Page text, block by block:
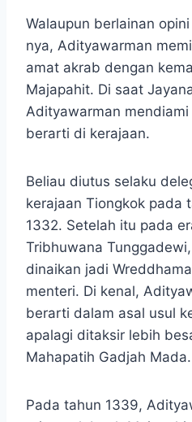
Walaupun berlainan
nya, Adityawarman
amat akrab dengan
Majapahit. Di saat
Adityawarman
berarti di kerajaan.
Beliau diutus selaku
kerajaan Tiongkok pada
1332. Setelah itu pada
Tribhuwana
dinaikan jadi
menteri. Di kenal,
berarti dalam asal usul
apalagi ditaksir lebih
Mahapatih Gadjah Mada.
Pada tahun 1339,